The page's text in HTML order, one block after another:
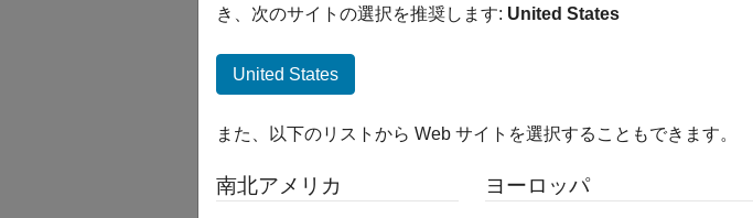
き、次のサイトの選択を推奨します: United States
United States
また、以下のリストから Web サイトを選択することもできます。
南北アメリカ ヨーロッパ